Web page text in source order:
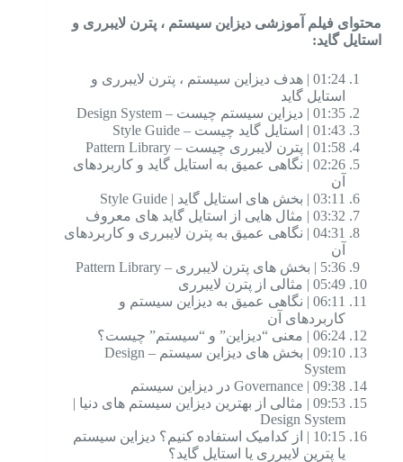
محتوای فیلم آموزشی دیزاین سیستم ، پترن لایبرری و
استایل گاید:
01:24 | هدف دیزاین سیستم ، پترن لایبرری و
استایل گاید
01:35 | دیزاین سیستم چیست – Design System
01:43 | استایل گاید چیست – Style Guide
01:58 | پترن لایبرری چیست – Pattern Library
02:26 | نگاهی عمیق به استایل گاید و کاربردهای
آن
03:11 | بخش های استایل گاید | Style Guide
03:32 | مثال هایی از استایل گاید های معروف
04:31 | نگاهی عمیق به پترن لایبرری و کاربردهای
آن
5:36 | بخش های پترن لایبرری – Pattern Library
05:49 | مثالی از پترن لایبرری
06:11 | نگاهی عمیق به دیزاین سیستم و
کاربردهای آن
06:24 | معنی “دیزاین” و “سیستم” چیست؟
09:10 | بخش های دیزاین سیستم – Design
System
09:38 | Governance در دیزاین سیستم
09:53 | مثالی از بهترین دیزاین سیستم های دنیا |
Design System
10:15 | از کدامیک استفاده کنیم؟ دیزاین سیستم
یا پترین لایبرری یا استایل گاید؟